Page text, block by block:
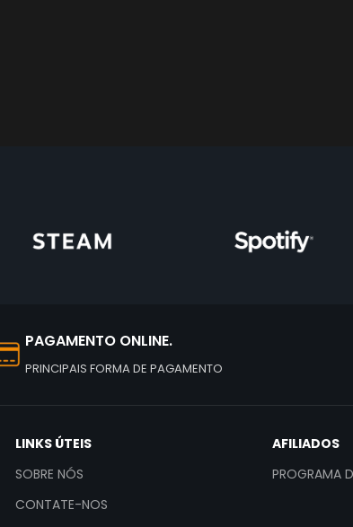
PAGAMENTO ONLINE.
PRINCIPAIS FORMA DE PAGAMENTO
LINKS ÚTEIS
SOBRE NÓS
CONTATE-NOS
AFILIADOS
PROGRAMA